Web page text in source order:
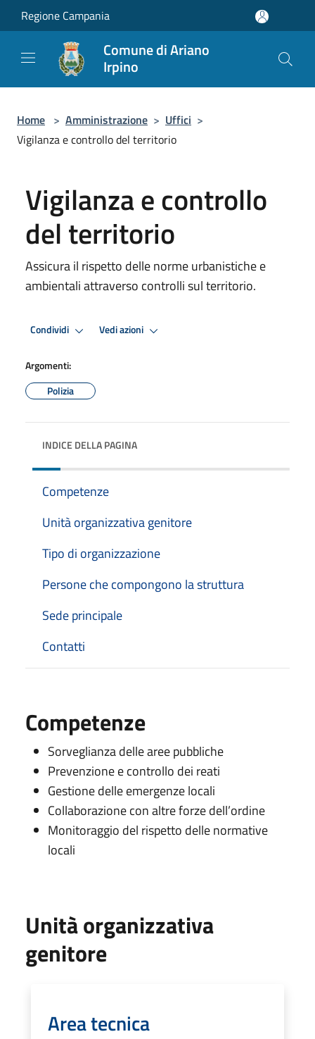
Salta al contenuto principale
Regione Campania
Comune di Ariano
Irpino
Home > Amministrazione > Uffici >
Vigilanza e controllo del territorio
Vigilanza e controllo
del territorio
Assicura il rispetto delle norme urbanistiche e
ambientali attraverso controlli sul territorio.
Condividi Vedi azioni
Argomenti:
Polizia
INDICE DELLA PAGINA
Competenze
Unità organizzativa genitore
Tipo di organizzazione
Persone che compongono la struttura
Sede principale
Contatti
Competenze
Sorveglianza delle aree pubbliche
Prevenzione e controllo dei reati
Gestione delle emergenze locali
Collaborazione con altre forze dell’ordine
Monitoraggio del rispetto delle normative
locali
Unità organizzativa
genitore
Area tecnica